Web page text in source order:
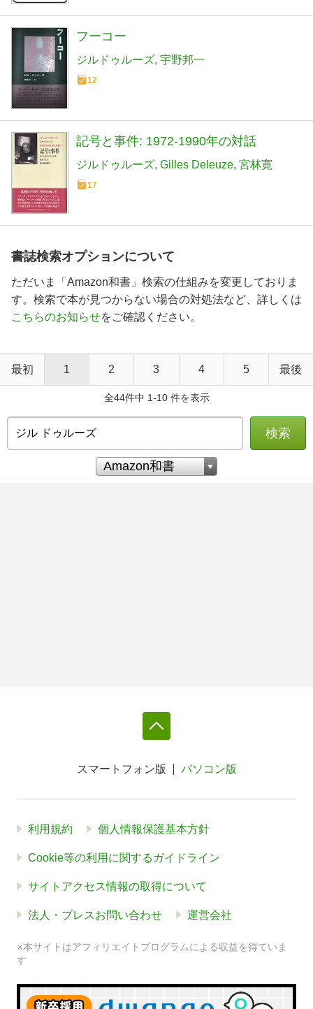
フーコー
ジルドゥルーズ 宇野邦一
12
記号と事件: 1972-1990年の対話
ジルドゥルーズ Gilles Deleuze 宮林寛
17
書誌検索オプションについて
ただいま「Amazon和書」検索の仕組みを変更しておりま
す。検索で本が見つからない場合の対処法など、詳しくは
こちらのお知らせをご確認ください。
最初 1 2 3 4 5 最後
全44件中 1-10 件を表示
検索
スマートフォン版 パソコン版
利用規約 個人情報保護基本方針
Cookie等の利用に関するガイドライン
サイトアクセス情報の取得について
法人・プレスお問い合わせ 運営会社
※本サイトはアフィリエイトプログラムによる収益を得ていま
す